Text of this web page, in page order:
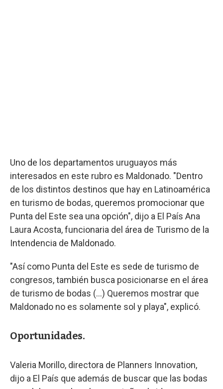
Uno de los departamentos uruguayos más
interesados en este rubro es Maldonado. "Dentro
de los distintos destinos que hay en Latinoamérica
en turismo de bodas, queremos promocionar que
Punta del Este sea una opción", dijo a El País Ana
Laura Acosta, funcionaria del área de Turismo de la
Intendencia de Maldonado.
"Así como Punta del Este es sede de turismo de
congresos, también busca posicionarse en el área
de turismo de bodas (...) Queremos mostrar que
Maldonado no es solamente sol y playa", explicó.
Oportunidades.
Valeria Morillo, directora de Planners Innovation,
dijo a El País que además de buscar que las bodas